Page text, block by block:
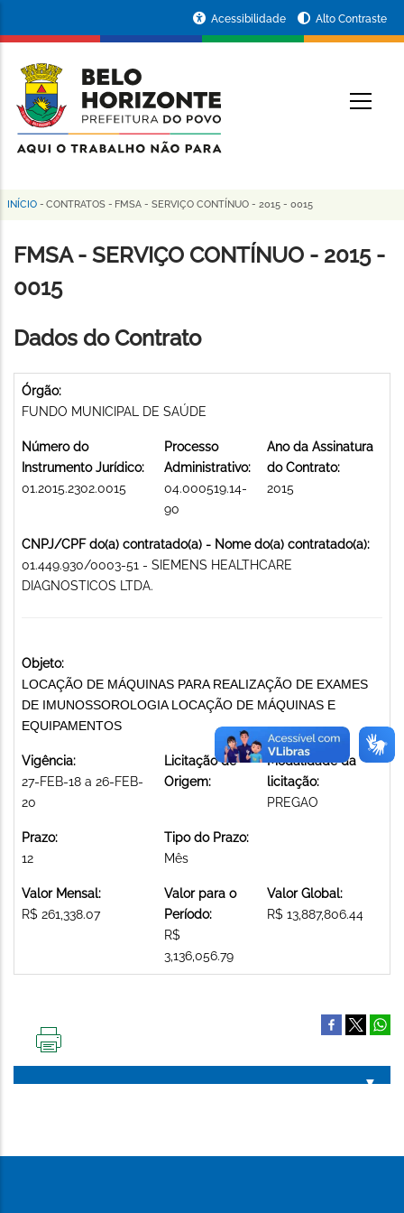
conteúdo
principal
da
Prefeitura
de
Horizonte
Acessibilidade Alto Contraste
Trilha
de
navegação
INÍCIO - CONTRATOS - FMSA - SERVIÇO CONTÍNUO - 2015 - 0015
FMSA - SERVIÇO CONTÍNUO - 2015 -
0015
Dados do Contrato
Órgão:
FUNDO MUNICIPAL DE SAÚDE
Número do
Instrumento Jurídico:
01.2015.2302.0015
Processo
Administrativo:
04.000519.14-
90
Ano da Assinatura
do Contrato:
2015
CNPJ/CPF do(a) contratado(a) - Nome do(a) contratado(a):
01.449.930/0003-51 - SIEMENS HEALTHCARE
DIAGNOSTICOS LTDA.
Objeto:
LOCAÇÃO DE MÁQUINAS PARA REALIZAÇÃO DE EXAMES
DE IMUNOSSOROLOGIA LOCAÇÃO DE MÁQUINAS E
EQUIPAMENTOS
Vigência:
27-FEB-18 a 26-FEB-
20
Licitação de
Origem:
Modalidade da
licitação:
PREGAO
Prazo:
12
Tipo do Prazo:
Mês
Valor Mensal:
R$ 261,338.07
Valor para o
Período:
R$
3,136,056.79
Valor Global:
R$ 13,887,806.44
PÁGINA